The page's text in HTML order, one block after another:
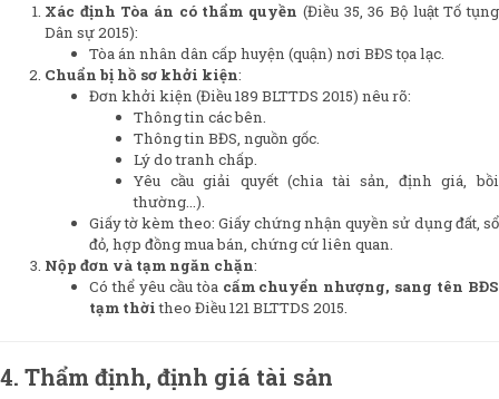
Xác định Tòa án có thẩm quyền (Điều 35, 36 Bộ luật Tố tụng
Dân sự 2015):
Tòa án nhân dân cấp huyện (quận) nơi BĐS tọa lạc.
Chuẩn bị hồ sơ khởi kiện:
Đơn khởi kiện (Điều 189 BLTTDS 2015) nêu rõ:
Thông tin các bên.
Thông tin BĐS, nguồn gốc.
Lý do tranh chấp.
Yêu cầu giải quyết (chia tài sản, định giá, bồi
thường…).
Giấy tờ kèm theo: Giấy chứng nhận quyền sử dụng đất, sổ
đỏ, hợp đồng mua bán, chứng cứ liên quan.
Nộp đơn và tạm ngăn chặn:
Có thể yêu cầu tòa cấm chuyển nhượng, sang tên BĐS
tạm thờitheo Điều 121 BLTTDS 2015.
4. Thẩm định, định giá tài sản